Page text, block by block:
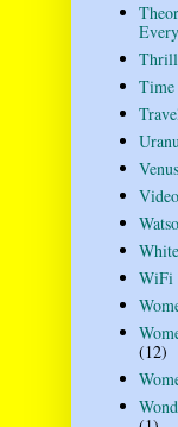
Venus
WiFi
(12)